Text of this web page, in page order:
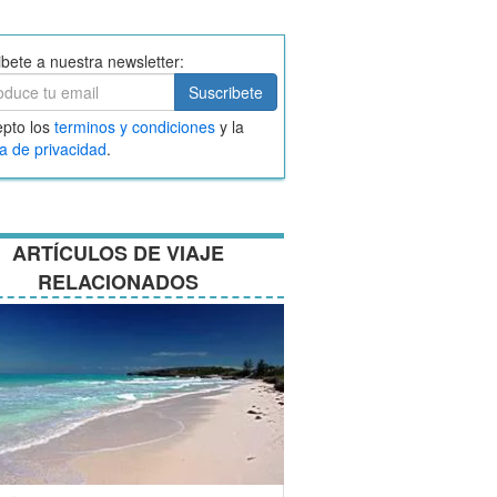
a nuestra newsletter:
Suscribete
los terminos y condiciones y la
de privacidad.
ARTÍCULOS DE VIAJE
RELACIONADOS